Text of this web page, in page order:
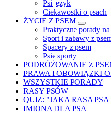
Psi język
Ciekawostki o psach
ŻYCIE Z PSEM
Praktyczne porady
Sport i zabawy z
Spacery z psem
Psie sporty
PODRÓŻOWANIE Z
PRAWA I OBOWIĄZKI
WSZYSTKIE PORADY
RASY PSÓW
QUIZ: "JAKA RASA PSA
IMIONA DLA PSA